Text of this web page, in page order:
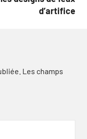
d’artifice
Les champs